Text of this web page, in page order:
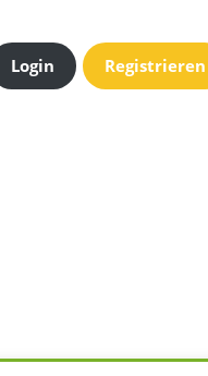
Login Registrieren